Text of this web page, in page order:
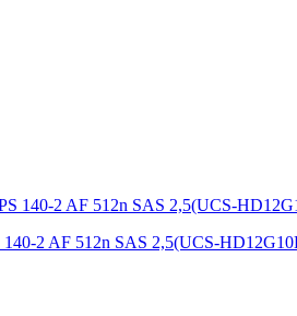
2 AF 512n SAS 2,5(UCS-